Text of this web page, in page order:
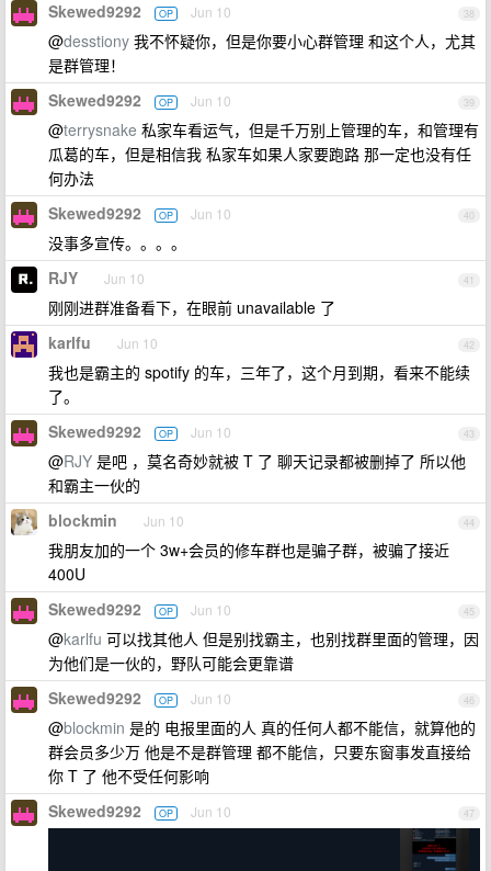
38
Skewed9292 OP Jun 10
@desstiony 我不怀疑你，但是你要小心群管理 和这个人，尤其
是群管理！
39
Skewed9292 OP Jun 10
@terrysnake 私家车看运气，但是千万别上管理的车，和管理有
瓜葛的车，但是相信我 私家车如果人家要跑路 那一定也没有任
何办法
40
Skewed9292 OP Jun 10
没事多宣传。。。。
41
RJY Jun 10
刚刚进群准备看下，在眼前 unavailable 了
42
karlfu Jun 10
我也是霸主的 spotify 的车，三年了，这个月到期，看来不能续
了。
43
Skewed9292 OP Jun 10
@RJY 是吧 ，莫名奇妙就被 T 了 聊天记录都被删掉了 所以他
和霸主一伙的
44
blockmin Jun 10
我朋友加的一个 3w+会员的修车群也是骗子群，被骗了接近
400U
45
Skewed9292 OP Jun 10
@karlfu 可以找其他人 但是别找霸主，也别找群里面的管理，因
为他们是一伙的，野队可能会更靠谱
46
Skewed9292 OP Jun 10
@blockmin 是的 电报里面的人 真的任何人都不能信，就算他的
群会员多少万 他是不是群管理 都不能信，只要东窗事发直接给
你 T 了 他不受任何影响
47
Skewed9292 OP Jun 10